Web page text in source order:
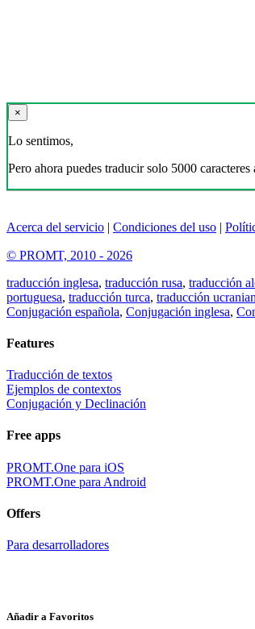
×
Lo sentimos,
Pero ahora puedes traducir solo 5000 caracteres
Acerca del servicio | Condiciones del uso |
© PROMT, 2010 - 2026
traducción inglesa, traducción rusa, traducción
portuguesa, traducción turca, traducción
Conjugación española, Conjugación inglesa,
Features
Traducción de textos
Ejemplos de contextos
Conjugación y Declinación
Free apps
PROMT.One para iOS
PROMT.One para Android
Offers
Para desarrolladores
Añadir a Favoritos